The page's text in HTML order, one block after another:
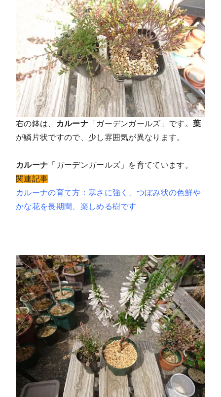
右の鉢は、 カルーナ「ガーデンガールズ」です。葉
が鱗片状ですので、少し雰囲気が異なります。
カルーナ 「ガーデンガールズ」を育てています。
関連記事
カルーナの育て方：寒さに強く、つぼみ状の色鮮や
かな花を長期間、楽しめる樹です